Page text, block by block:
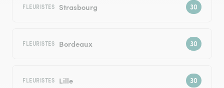
FLEURISTES Strasbourg
FLEURISTES Bordeaux
FLEURISTES Lille